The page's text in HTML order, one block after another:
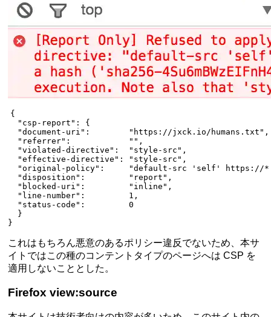
{
  "csp-report"
: {
  "document-uri"
: "https://jxck.io/humans.txt" ,
  "referrer"
: "" ,
  "violated-directive"
: "style-src" ,
  "effective-directive"
: "style-src" ,
  "original-policy"
:
"default-src 'self' https://
  "disposition"
: "report" ,
  "blocked-uri"
: "inline" ,
  "line-number"
: 1 ,
  "status-code"
: 0
  }
}
これはもちろん悪意のあるポリシー違反でないため、本サ
イトではこの種のコンテントタイプのページへは CSP を
適用しないこととした。
Firefox view:source